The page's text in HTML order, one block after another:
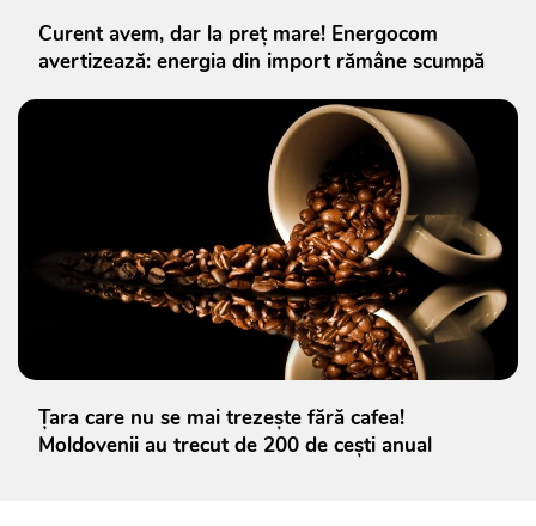
Curent avem, dar la preț mare! Energocom
avertizează: energia din import rămâne scumpă
Țara care nu se mai trezește fără cafea!
Moldovenii au trecut de 200 de cești anual